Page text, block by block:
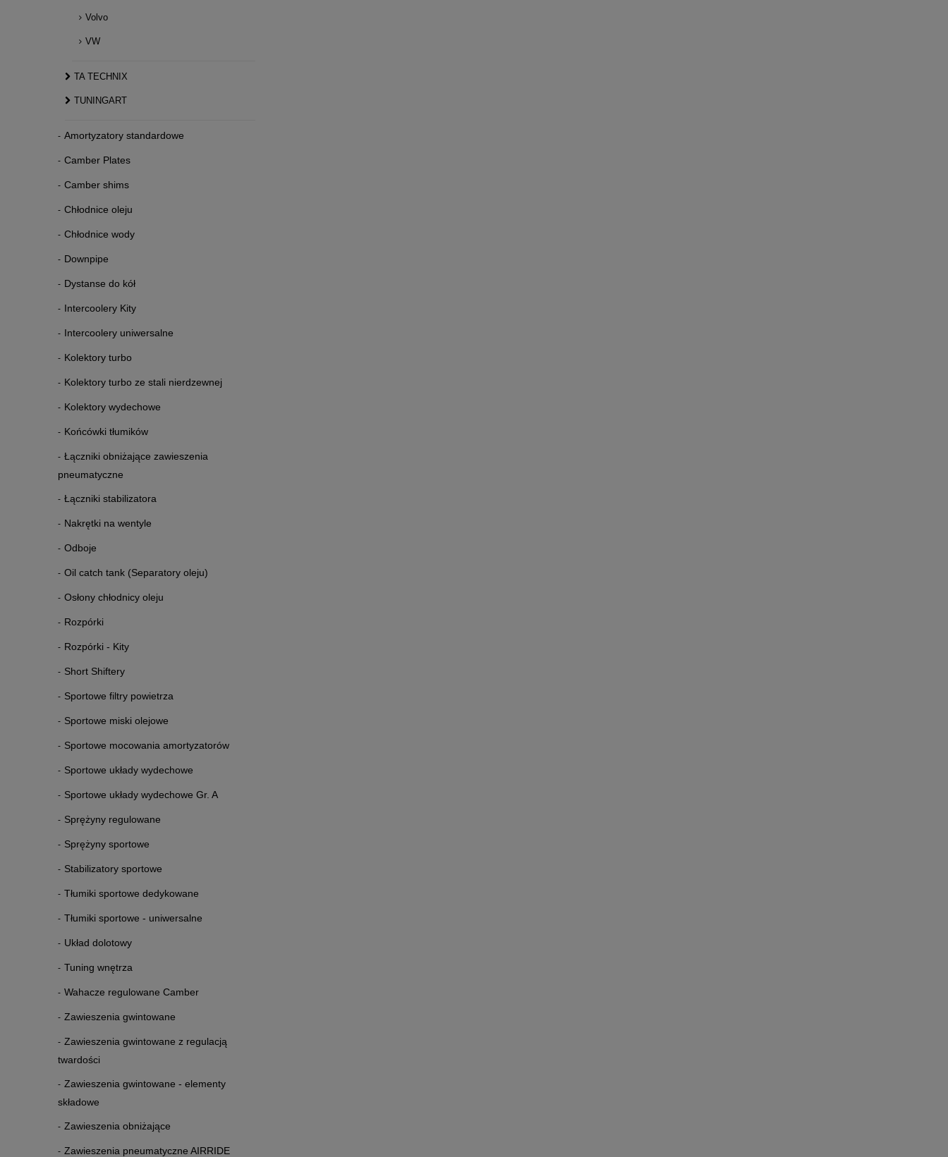
Volvo
VW
TA TECHNIX
TUNINGART
Amortyzatory standardowe
Camber Plates
Camber shims
Chłodnice oleju
Chłodnice wody
Downpipe
Dystanse do kół
Intercoolery Kity
Intercoolery uniwersalne
Kolektory turbo
Kolektory turbo ze stali nierdzewnej
Kolektory wydechowe
Końcówki tłumików
Łączniki obniżające zawieszenia
pneumatyczne
Łączniki stabilizatora
Nakrętki na wentyle
Odboje
Oil catch tank (Separatory oleju)
Osłony chłodnicy oleju
Rozpórki
Rozpórki - Kity
Short Shiftery
Sportowe filtry powietrza
Sportowe miski olejowe
Sportowe mocowania amortyzatorów
Sportowe układy wydechowe
Sportowe układy wydechowe Gr. A
Sprężyny regulowane
Sprężyny sportowe
Stabilizatory sportowe
Tłumiki sportowe dedykowane
Tłumiki sportowe - uniwersalne
Układ dolotowy
Tuning wnętrza
Wahacze regulowane Camber
Zawieszenia gwintowane
Zawieszenia gwintowane z regulacją
twardości
Zawieszenia gwintowane - elementy
składowe
Zawieszenia obniżające
Zawieszenia pneumatyczne AIRRIDE